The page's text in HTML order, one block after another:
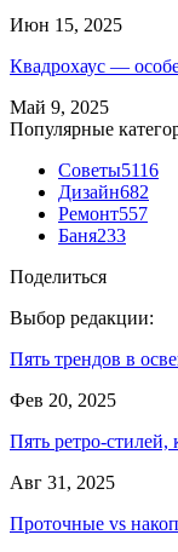
Июн 15, 2025
Квадрохаус —
Май 9, 2025
Популярные
Советы5116
Дизайн682
Ремонт557
Баня233
Поделиться
Выбор редакции:
Пять трендов в
Фев 20, 2025
Пять ретро-стилей,
Авг 31, 2025
Проточные vs